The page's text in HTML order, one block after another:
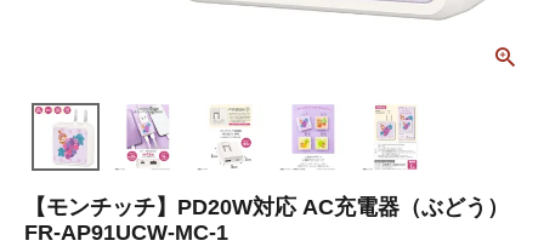
【モンチッチ】PD20W対応 AC充電器（ぶどう）
FR-AP91UCW-MC-1